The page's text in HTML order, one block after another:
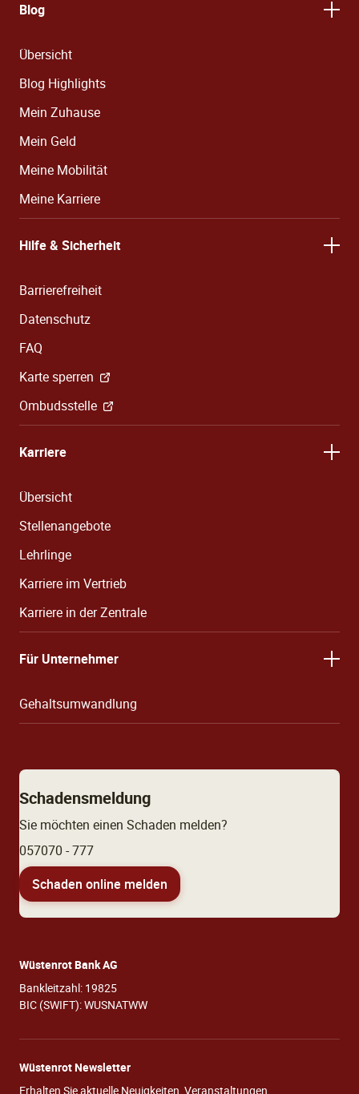
Blog
Übersicht
Blog Highlights
Mein Zuhause
Mein Geld
Meine Mobilität
Meine Karriere
Hilfe & Sicherheit
Barrierefreiheit
Datenschutz
FAQ
Karte sperren
Ombudsstelle
Karriere
Übersicht
Stellenangebote
Lehrlinge
Karriere im Vertrieb
Karriere in der Zentrale
Für Unternehmer
Gehaltsumwandlung
Schadensmeldung
Sie möchten einen Schaden melden?
057070 - 777
Schaden online melden
Wüstenrot Bank AG
Bankleitzahl: 19825
BIC (SWIFT): WUSNATWW
Wüstenrot Newsletter
Erhalten Sie aktuelle Neuigkeiten, Veranstaltungen,